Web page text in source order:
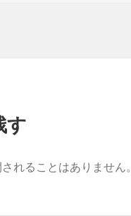
す
れることはありません